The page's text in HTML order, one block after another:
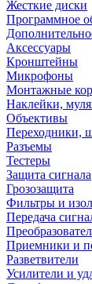
Жесткие диски
Программное
Аксессуары
Кронштейны
Микрофоны
Монтажные
Наклейки,
Объективы
Переходники,
Разъемы
Тестеры
Защита сигнала
Грозозащита
Фильтры и
Передача
Приемники и
Разветвители
Усилители и